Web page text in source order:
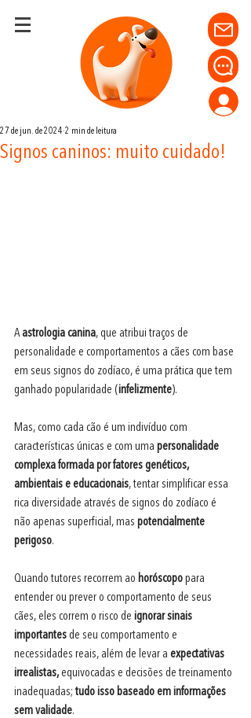
Signos caninos: muito cuidado!
27 de jun. de 2024 2 min de leitura
A astrologia canina, que atribui traços de
personalidade e comportamentos a cães com base
em seus signos do zodíaco, é uma prática que tem
ganhado popularidade (infelizmente).
Mas, como cada cão é um indivíduo com
características únicas e com uma personalidade
complexa formada por fatores genéticos,
ambientais e educacionais, tentar simplificar essa
rica diversidade através de signos do zodíaco é
não apenas superficial, mas potencialmente
perigoso.
Quando tutores recorrem ao horóscopo para
entender ou prever o comportamento de seus
cães, eles correm o risco de ignorar sinais
importantes de seu comportamento e
necessidades reais, além de levar a expectativas
irrealistas, equivocadas e decisões de treinamento
inadequadas; tudo isso baseado em informações
sem validade.